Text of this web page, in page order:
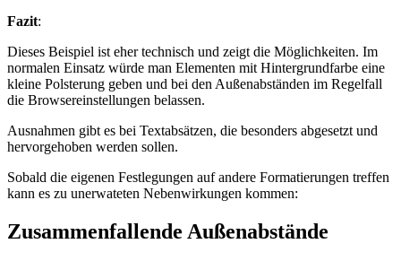
Fazit:
Dieses Beispiel ist eher technisch und zeigt die Möglichkeiten. Im
normalen Einsatz würde man Elementen mit Hintergrundfarbe eine
kleine Polsterung geben und bei den Außenabständen im Regelfall
die Browsereinstellungen belassen.
Ausnahmen gibt es bei Textabsätzen, die besonders abgesetzt und
hervorgehoben werden sollen.
Sobald die eigenen Festlegungen auf andere Formatierungen treffen
kann es zu unerwateten Nebenwirkungen kommen:
Zusammenfallende Außenabstände